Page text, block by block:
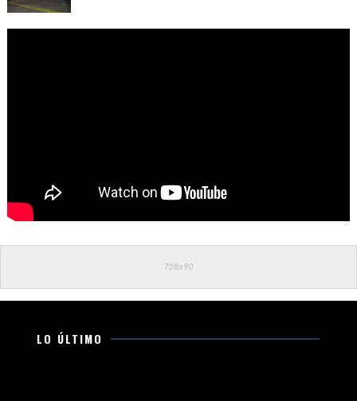
LO ÚLTIMO